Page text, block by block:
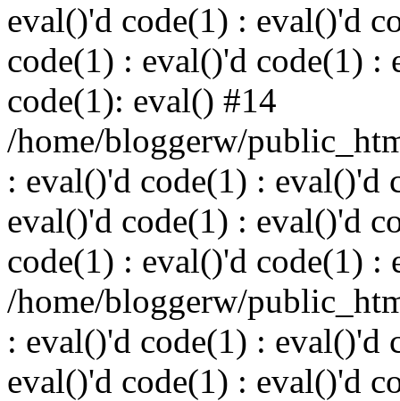
eval()'d code(1) : eval()'d
code(1) : eval()'d code(1) :
code(1): eval() #14
/home/bloggerw/
: eval()'d code(1) : eval()'d
eval()'d code(1) : eval()'d
code(1) : eval()'d code(1) :
/home/bloggerw/
: eval()'d code(1) : eval()'d
eval()'d code(1) : eval()'d